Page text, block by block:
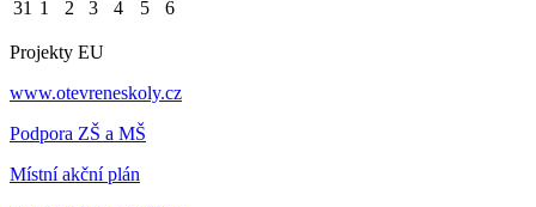
31 1 2 3 4 5 6
Projekty EU
www.otevreneskoly.cz
Podpora ZŠ a MŠ
Místní akční plán